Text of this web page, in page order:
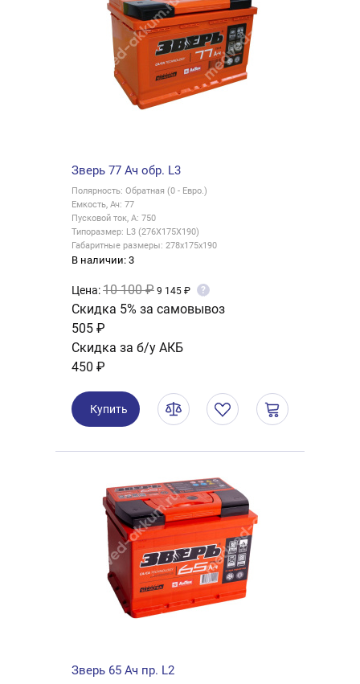
Зверь 77 Ач обр. L3
Полярность: Обратная (0 - Евро.)
Емкость, Ач: 77
Пусковой ток, А: 750
Типоразмер: L3 (276X175X190)
Габаритные размеры: 278x175x190
В наличии: 3
Цена:10 100 ₽ 9 145 ₽ ?
Скидка 5% за самовывоз
505 ₽
Скидка за б/у АКБ
450 ₽
Купить
Зверь 65 Ач пр. L2